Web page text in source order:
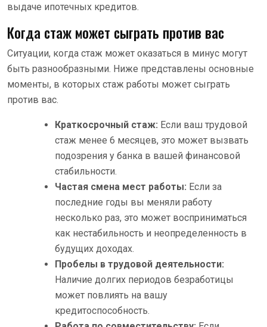
выдаче ипотечных кредитов.
Когда стаж может сыграть против вас
Ситуации, когда стаж может оказаться в минус могут
быть разнообразными. Ниже представлены основные
моменты, в которых стаж работы может сыграть
против вас.
Краткосрочный стаж: Если ваш трудовой
стаж менее 6 месяцев, это может вызвать
подозрения у банка в вашей финансовой
стабильности.
Частая смена мест работы: Если за
последние годы вы меняли работу
несколько раз, это может восприниматься
как нестабильность и неопределенность в
будущих доходах.
Пробелы в трудовой деятельности:
Наличие долгих периодов безработицы
может повлиять на вашу
кредитоспособность.